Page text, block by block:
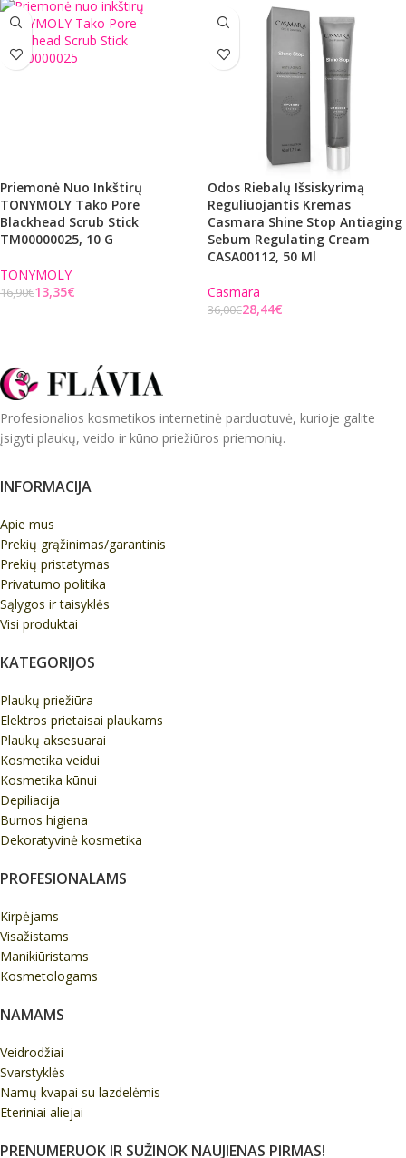
Priemonė Nuo Inkštirų
TONYMOLY Tako Pore
Blackhead Scrub Stick
TM00000025, 10 G
TONYMOLY
16,90€13,35€
Odos Riebalų Išsiskyrimą
Reguliuojantis Kremas
Casmara Shine Stop Antiaging
Sebum Regulating Cream
CASA00112, 50 Ml
Casmara
36,00€28,44€
Profesionalios kosmetikos internetinė parduotuvė, kurioje galite
įsigyti plaukų, veido ir kūno priežiūros priemonių.
INFORMACIJA
Apie mus
Prekių grąžinimas/garantinis
Prekių pristatymas
Privatumo politika
Sąlygos ir taisyklės
Visi produktai
KATEGORIJOS
Plaukų priežiūra
Elektros prietaisai plaukams
Plaukų aksesuarai
Kosmetika veidui
Kosmetika kūnui
Depiliacija
Burnos higiena
Dekoratyvinė kosmetika
PROFESIONALAMS
Kirpėjams
Visažistams
Manikiūristams
Kosmetologams
NAMAMS
Veidrodžiai
Svarstyklės
Namų kvapai su lazdelėmis
Eteriniai aliejai
PRENUMERUOK IR SUŽINOK NAUJIENAS PIRMAS!